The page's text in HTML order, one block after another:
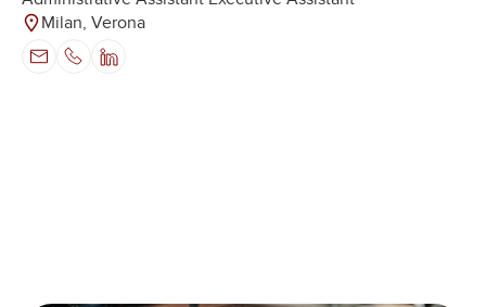
Milan, Verona